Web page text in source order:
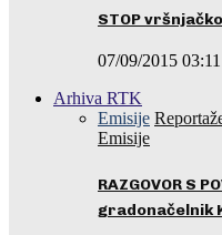
STOP
07/09/2015 03:11
Arhiva RTK
Emisije
Emisije
RAZGOVOR S
gradonačelnik